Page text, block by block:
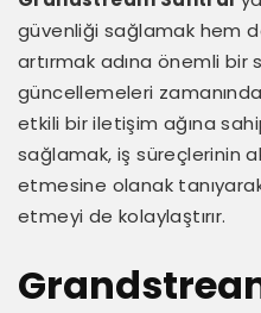
güvenliği sağlamak hem
artırmak adına önemli
güncellemeleri
etkili bir iletişim ağına
sağlamak, iş süreçlerinin
etmesine olanak
etmeyi de kolaylaştırır.